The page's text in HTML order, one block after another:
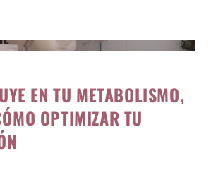
EN TU METABOLISMO,
OPTIMIZAR TU